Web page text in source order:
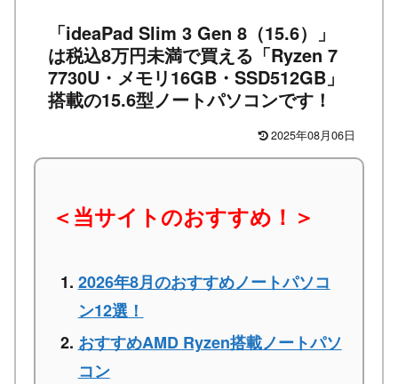
「ideaPad Slim 3 Gen 8（15.6）」
は税込8万円未満で買える「Ryzen 7
7730U・メモリ16GB・SSD512GB」
搭載の15.6型ノートパソコンです！
2025年08月06日
＜当サイトのおすすめ！＞
2026年8月のおすすめノートパソコ
ン12選！
おすすめAMD Ryzen搭載ノートパソ
コン